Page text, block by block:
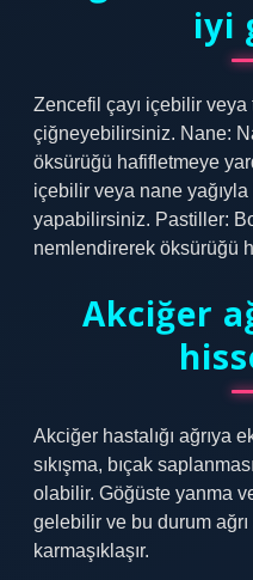
iyi
Zencefil çayı içebilir
çiğneyebilirsiniz. Nane:
öksürüğü hafifletmeye
içebilir veya nane
yapabilirsiniz. Pastiller:
nemlendirerek öksürüğü
Akciğer
Akciğer hastalığı ağrıya
sıkışma, bıçak
olabilir. Göğüste yanma
gelebilir ve bu durum ağrı
karmaşıklaşır.